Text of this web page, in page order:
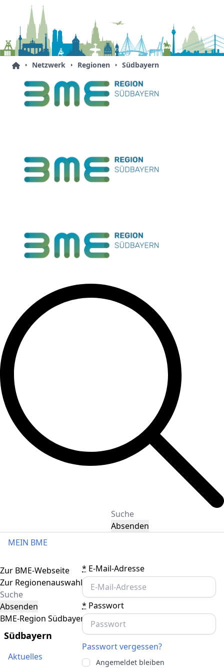
Netzwerk Regionen Südbayern
Absenden
MEIN BME
* E-Mail-Adresse
* Passwort
Passwort vergessen?
Angemeldet bleiben
Toggle navigation
Zur BME-Webseite
Zur Regionenauswahl
Absenden
BME-Region Südbayern
Südbayern
Aktuelles